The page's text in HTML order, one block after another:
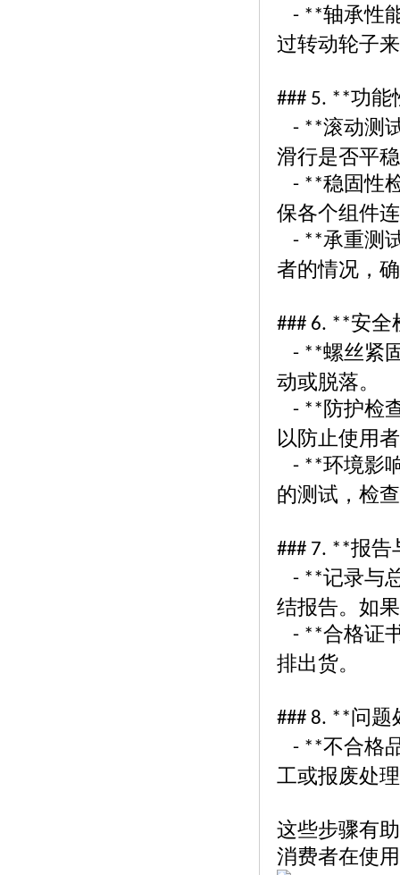
- **轴承性
过转动轮子
### 5. **功能
- **滚动测
滑行是否平
- **稳固性
保各个组件
- **承重测
者的情况，
### 6. **安全
- **螺丝紧
动或脱落。
- **防护检
以防止使用
- **环境影
的测试，检
### 7. **报告
- **记录与
结报告。如
- **合格证
排出货。
### 8. **问题
- **不合格
工或报废处
这些步骤有
消费者在使